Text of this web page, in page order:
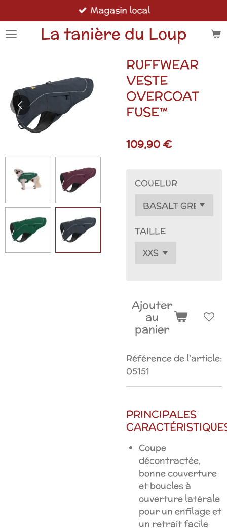
au
contenu
La tanière du Loup
Magasin local
RUFFWEAR
VESTE
OVERCOAT
FUSE™
109,90 €
COUELUR
TAILLE
Ajouter
au
panier
Référence de l'article:
05151
PRINCIPALES
Coupe
décontractée,
bonne couverture
et boucles à
ouverture latérale
pour un enfilage et
un retrait facile